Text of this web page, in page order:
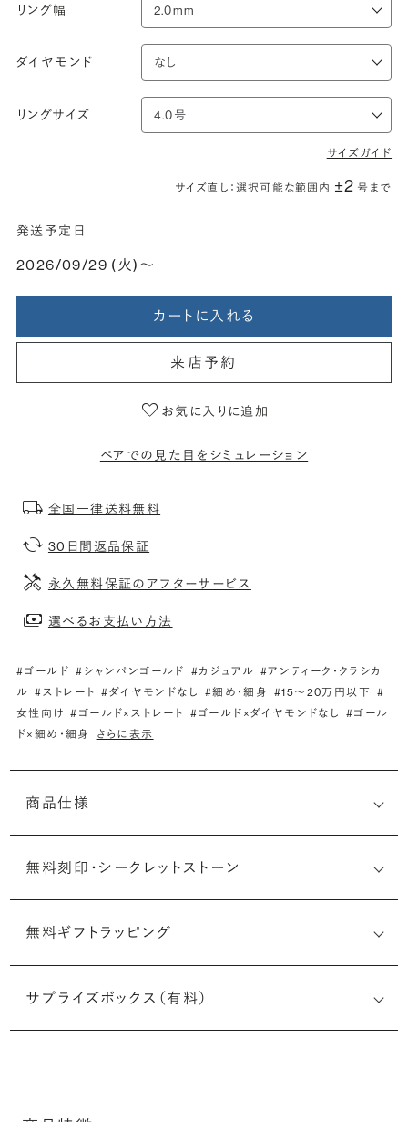
リング幅
ダイヤモンド
リングサイズ
サイズガイド
サイズ直し：選択可能な範囲内 ±2 号まで
発送予定日
2026/09/29 (火)〜
カートに入れる
来店予約
お気に入りに追加
ペアでの見た目をシミュレーション
全国一律送料無料
30日間返品保証
永久無料保証のアフターサービス
選べるお支払い方法
#ゴールド #シャンパンゴールド #カジュアル #アンティーク・クラシカ
ル #ストレート #ダイヤモンドなし #細め・細身 #15〜20万円以下 #
女性向け #ゴールド×ストレート #ゴールド×ダイヤモンドなし #ゴール
ド×細め・細身
さらに表示
商品仕様
無料刻印・ シークレットストーン
刻印メッセージ：半角英数字20文字まで刻印可能
ルなメッセージを無料で刻印することができます。注文前だ
けでなく購入後の刻印も、リングに初めて施す初回の刻印
無料ギフトラッピング
サプライズボックス（有料）